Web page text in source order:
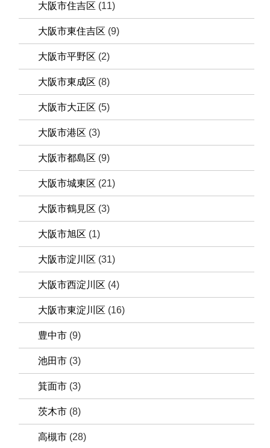
大阪市住吉区 (11)
大阪市東住吉区 (9)
大阪市平野区 (2)
大阪市東成区 (8)
大阪市大正区 (5)
大阪市港区 (3)
大阪市都島区 (9)
大阪市城東区 (21)
大阪市鶴見区 (3)
大阪市旭区 (1)
大阪市淀川区 (31)
大阪市西淀川区 (4)
大阪市東淀川区 (16)
豊中市 (9)
池田市 (3)
箕面市 (3)
茨木市 (8)
高槻市 (28)